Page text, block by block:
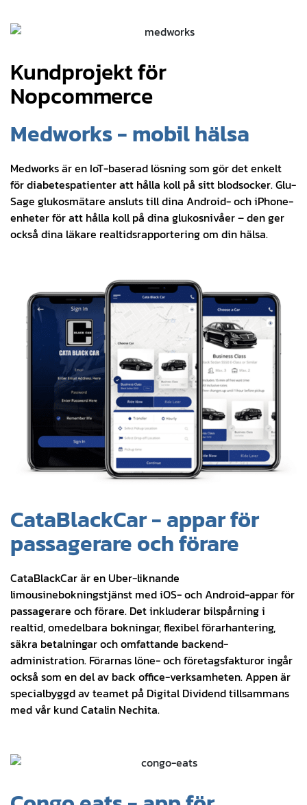
Kundprojekt för
Nopcommerce
Medworks - mobil hälsa
Medworks är en IoT-baserad lösning som gör det enkelt
för diabetespatienter att hålla koll på sitt blodsocker. Glu-
Sage glukosmätare ansluts till dina Android- och iPhone-
enheter för att hålla koll på dina glukosnivåer – den ger
också dina läkare realtidsrapportering om din hälsa.
CataBlackCar - appar för
passagerare och förare
CataBlackCar är en Uber-liknande
limousinebokningstjänst med iOS- och Android-appar för
passagerare och förare. Det inkluderar bilspårning i
realtid, omedelbara bokningar, flexibel förarhantering,
säkra betalningar och omfattande backend-
administration. Förarnas löne- och företagsfakturor ingår
också som en del av back office-verksamheten. Appen är
specialbyggd av teamet på Digital Dividend tillsammans
med vår kund Catalin Nechita.